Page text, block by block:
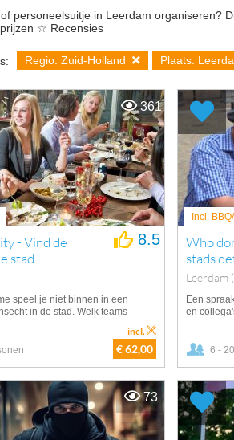
personeelsuitje in Leerdam organiseren?
☆ Recensies
Regio: Zuid-Holland Plaats:
- Vind de
stad
8.5
speel je niet binnen in een
in de stad. Welk teams
€ 62,00
incl.
361
Incl.
Who
stads
Leerdam
Een
en
6 -
73